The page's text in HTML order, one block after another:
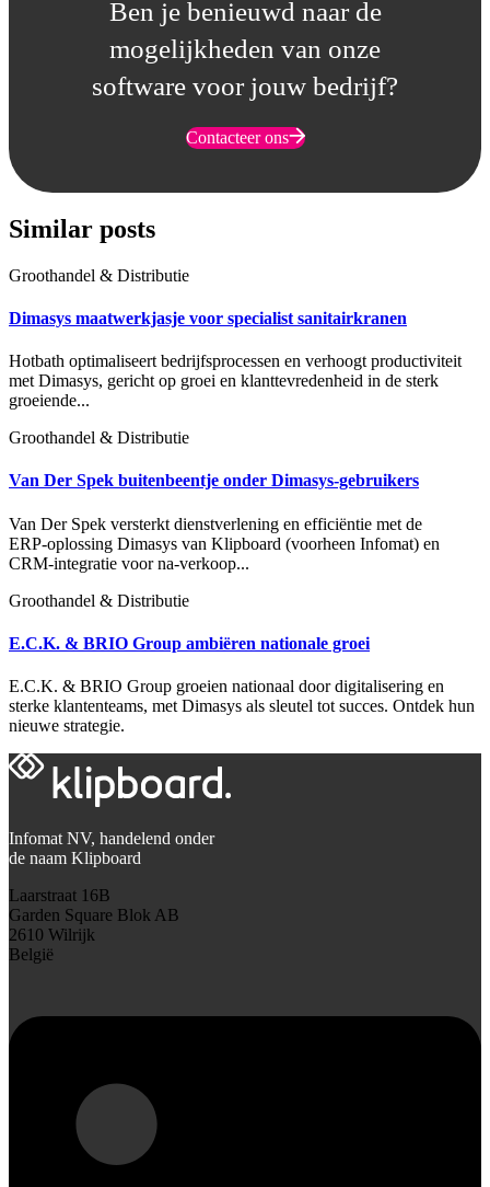
Ben je benieuwd naar de
mogelijkheden van onze
software voor jouw bedrijf?
Contacteer ons
Similar posts
Groothandel & Distributie
Dimasys maatwerkjasje voor specialist sanitairkranen
Hotbath optimaliseert bedrijfsprocessen en verhoogt productiviteit
met Dimasys, gericht op groei en klanttevredenheid in de sterk
groeiende...
Groothandel & Distributie
Van Der Spek buitenbeentje onder Dimasys-gebruikers
Van Der Spek versterkt dienstverlening en efficiëntie met de
ERP‑oplossing Dimasys van Klipboard (voorheen Infomat) en
CRM‑integratie voor na‑verkoop...
Groothandel & Distributie
E.C.K. & BRIO Group ambiëren nationale groei
E.C.K. & BRIO Group groeien nationaal door digitalisering en
sterke klantenteams, met Dimasys als sleutel tot succes. Ontdek hun
nieuwe strategie.
Infomat NV, handelend onder
de naam Klipboard
Laarstraat 16B
Garden Square Blok AB
2610 Wilrijk
België